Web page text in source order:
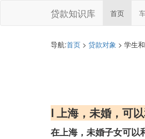
贷款知识库 首页
导航:首页 > 贷款对象 > 学生
Ⅰ 上海，未婚，可
在上海，未婚子女可以